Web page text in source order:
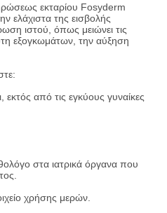
εκταρίου Fosyderm
ελάχιστα της εισβολής
ιστού, όπως μειώνει τις
εξογκωμάτων, την αύξηση
από τις εγκύους γυναίκες
στα ιατρικά όργανα που
χρήσης μερών.